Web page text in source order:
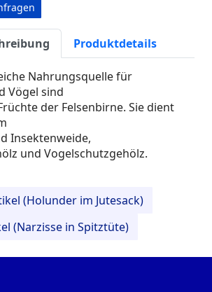
Produktdetails
Nahrungsquelle für
Vögel sind
der Felsenbirne. Sie dient
Insektenweide,
und Vogelschutzgehölz.
(Holunder im Jutesack)
(Narzisse in Spitztüte)